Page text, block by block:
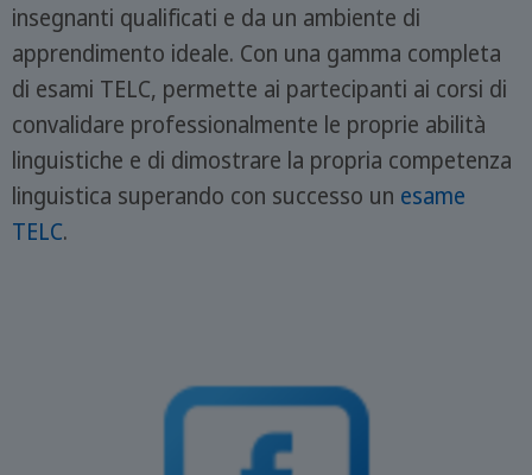
insegnanti qualificati e da un ambiente di
apprendimento ideale. Con una gamma completa
di esami TELC, permette ai partecipanti ai corsi di
convalidare professionalmente le proprie abilità
linguistiche e di dimostrare la propria competenza
linguistica superando con successo un esame
TELC.